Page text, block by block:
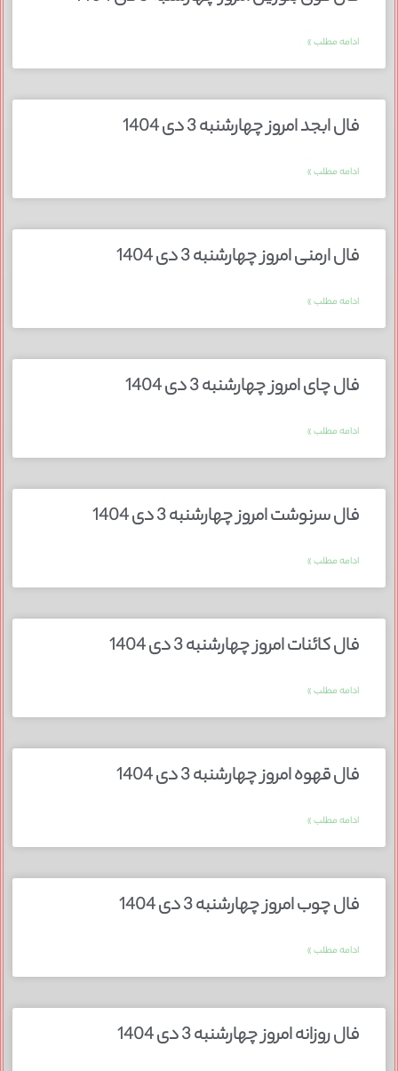
ادامه مطلب »
فال ابجد امروز چهارشنبه 3 دی 1404
ادامه مطلب »
فال ارمنی امروز چهارشنبه 3 دی 1404
ادامه مطلب »
فال چای امروز چهارشنبه 3 دی 1404
ادامه مطلب »
فال سرنوشت امروز چهارشنبه 3 دی 1404
ادامه مطلب »
فال کائنات امروز چهارشنبه 3 دی 1404
ادامه مطلب »
فال قهوه امروز چهارشنبه 3 دی 1404
ادامه مطلب »
فال چوب امروز چهارشنبه 3 دی 1404
ادامه مطلب »
فال روزانه امروز چهارشنبه 3 دی 1404